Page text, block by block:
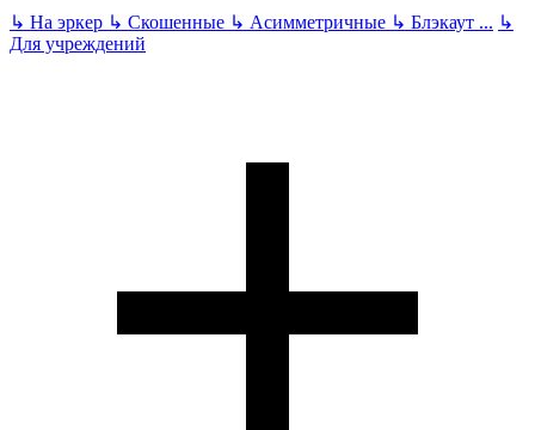
↳ На эркер ↳ Скошенные ↳ Асимметричные ↳ Блэкаут ... ↳
Для учреждений